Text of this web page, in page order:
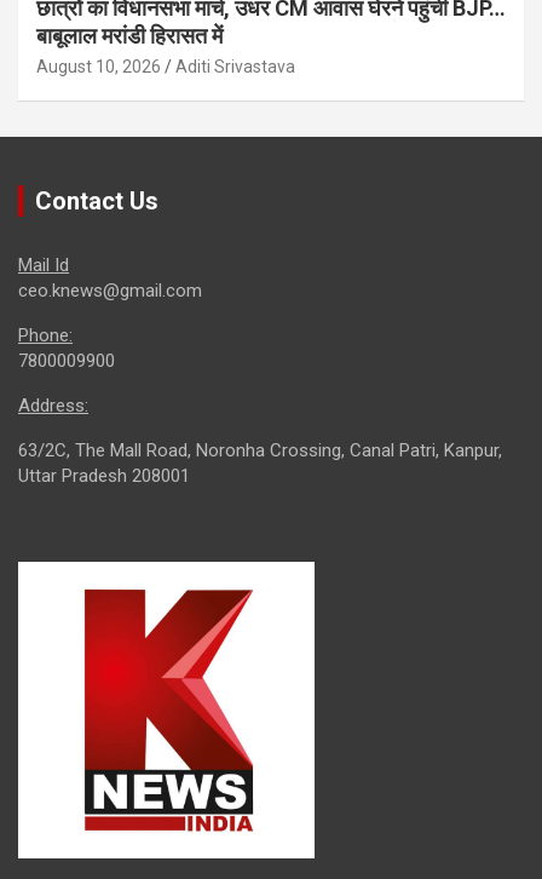
छात्रों का विधानसभा मार्च, उधर CM आवास घेरने पहुंची BJP…
बाबूलाल मरांडी हिरासत में
August 10, 2026 Aditi Srivastava
Contact Us
Mail Id
ceo.knews@gmail.com
Phone:
7800009900
Address:
63/2C, The Mall Road, Noronha Crossing, Canal Patri, Kanpur,
Uttar Pradesh 208001